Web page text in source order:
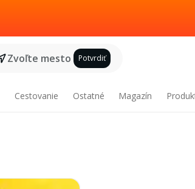
Zvoľte mesto Potvrdiť
Cestovanie Ostatné Magazín